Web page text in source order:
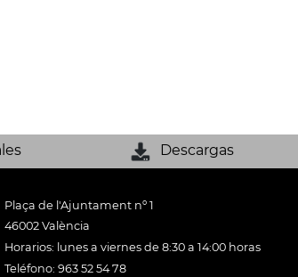
Descargas
Plaça de l'Ajuntament nº 1
46002 València
Horarios: lunes a viernes de 8:30 a 14:00 horas
Teléfono: 963 52 54 78